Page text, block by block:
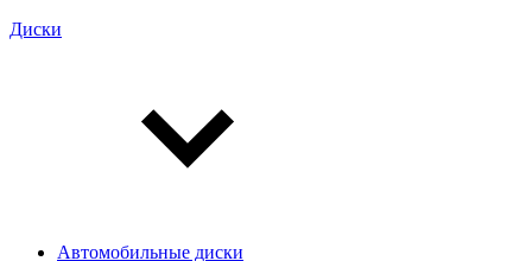
Диски
Автомобильные диски